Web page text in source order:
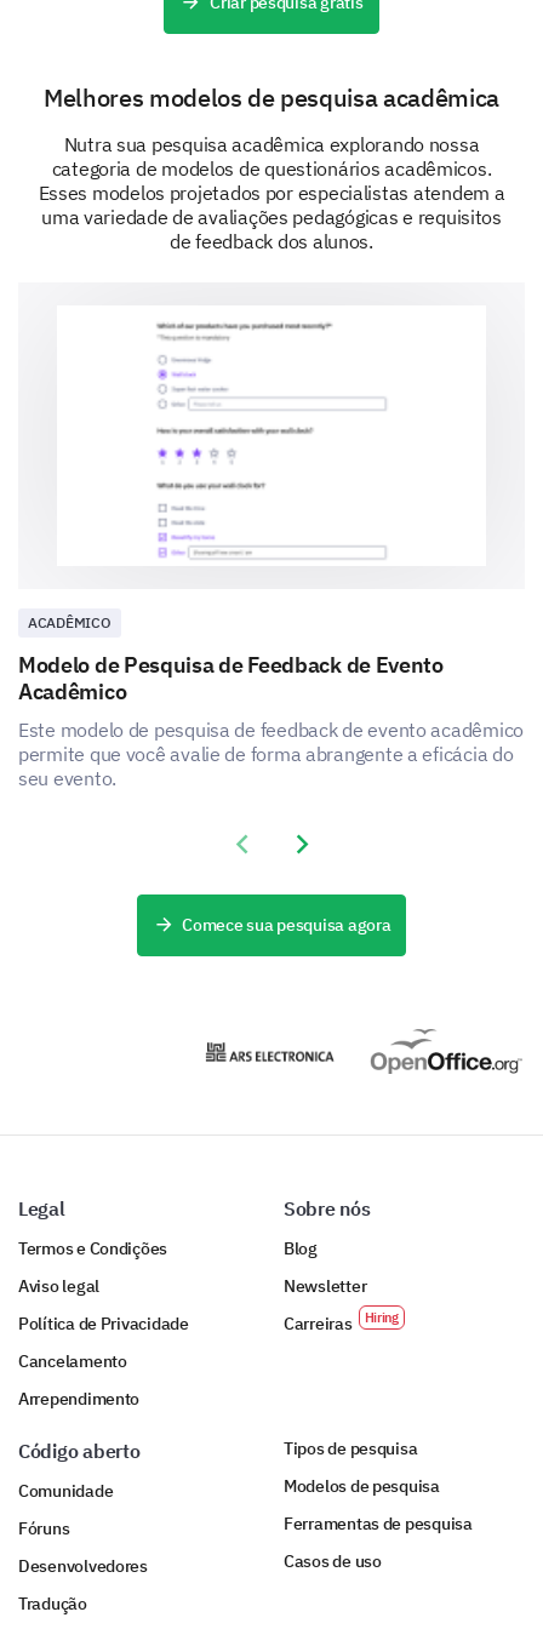
The online courses have increased your interest in the
Please provide any suggestions you may have
to improve the online learning experience.
Gathering Your Personal Information
This section addresses your background information,
which can prove insightful understanding the factors
affecting the online learning experience.
What is your age?
What is your gender?
Female Male
What is your highest level of education?
High School
Melhores modelos de pesquisa acadêmica
Nutra sua pesquisa acadêmica explorando nossa
categoria de modelos de questionários acadêmicos.
Esses modelos projetados por especialistas atendem a
uma variedade de avaliações pedagógicas e requisitos
de feedback dos alunos.
ACADÊMICO
Modelo de Pesquisa de Feedback de Evento
Acadêmico
Este modelo de pesquisa de feedback de evento acadêmico
permite que você avalie de forma abrangente a eficácia do
seu evento.
Previous slide
Next slide
Comece sua pesquisa agora
Legal
Termos e Condições
Aviso legal
Política de Privacidade
Cancelamento
Arrependimento
Sobre nós
Blog
Newsletter
Carreiras
Código aberto
Comunidade
Fóruns
Desenvolvedores
Tradução
Tipos de pesquisa
Modelos de pesquisa
Ferramentas de pesquisa
Casos de uso